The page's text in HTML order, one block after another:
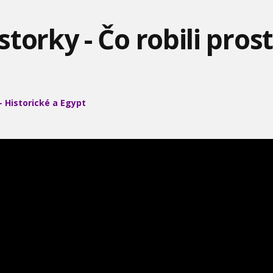
- Čo robili
Historické a Egypt